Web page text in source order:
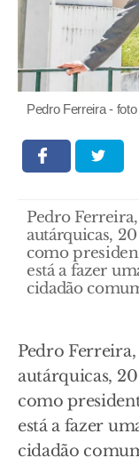
Pedro Ferreira -
Pedro
autárquicas,
como
está a fazer
cidadão
Pedro
autárquicas,
como
está a fazer
cidadão